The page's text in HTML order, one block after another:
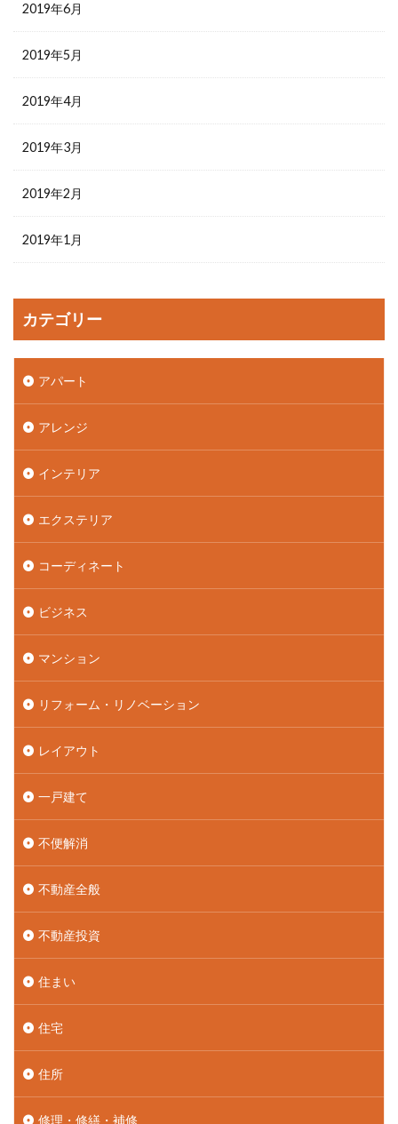
2019年6月
2019年5月
2019年4月
2019年3月
2019年2月
2019年1月
カテゴリー
アパート
アレンジ
インテリア
エクステリア
コーディネート
ビジネス
マンション
リフォーム・リノベーション
レイアウト
一戸建て
不便解消
不動産全般
不動産投資
住まい
住宅
住所
修理・修繕・補修